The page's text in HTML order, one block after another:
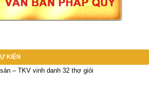
KIỆN
– TKV vinh danh 32 thợ giỏi